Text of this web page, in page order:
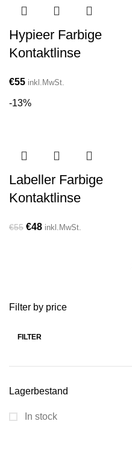
Filter by price
FILTER
Lagerbestand
In stock
Hypieer Farbige
Kontaktlinse
€55 inkl.MwSt.
-13%
Labeller Farbige
Kontaktlinse
€55 €48 inkl.MwSt.